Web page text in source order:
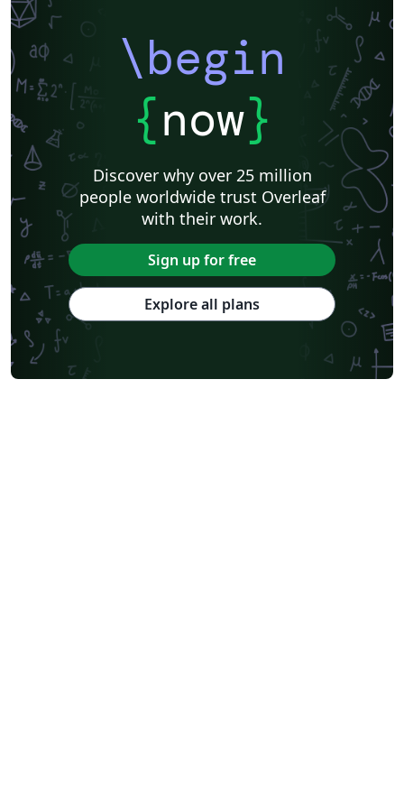
\begin
{now}
Discover why over 25 million
people worldwide trust Overleaf
with their work.
Sign up for free
Explore all plans